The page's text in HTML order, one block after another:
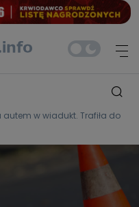
autem w wiadukt. Trafiła do